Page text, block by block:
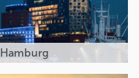
Hamburg